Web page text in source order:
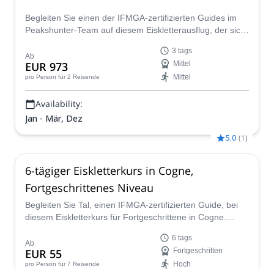
Begleiten Sie einen der IFMGA-zertifizierten Guides im
Peakshunter-Team auf diesem Eiskletterausflug, der sich
Orte Italiens für Wintersport richtet: das Cogne-Tal.
Ab
EUR 973
pro Person für 2 Reisende
3 tags
Mittel
Mittel
Availability:
Jan - Mär, Dez
5.0 (1)
6-tägiger Eiskletterkurs in Cogne,
Fortgeschrittenes Niveau
Begleiten Sie Tal, einen IFMGA-zertifizierten Guide, bei
diesem Eiskletterkurs für Fortgeschrittene in Cogne.
atemberaubendes Gebiet!
Ab
EUR 55
pro Person für 7 Reisende
6 tags
Fortgeschritten
Hoch